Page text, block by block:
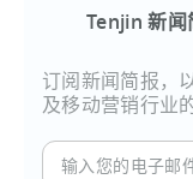
Tenjin 新闻
订阅新闻简报，
及移动营销行业
输